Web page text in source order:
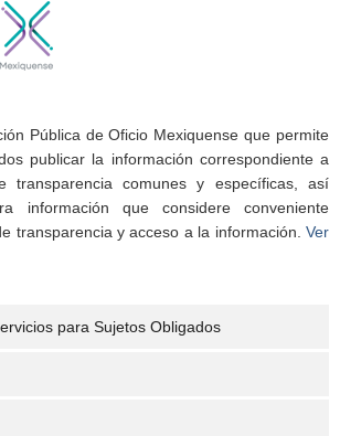
Pública de Oficio Mexiquense que permite
publicar la información correspondiente a
transparencia comunes y específicas, así
información que considere conveniente
transparencia y acceso a la información. Ver
para Sujetos Obligados